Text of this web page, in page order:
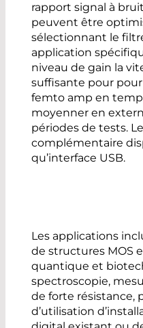
rapport signal à
peuvent être
sélectionnant le
application
niveau de gain la
suffisante pour
femto amp en
moyenner en
périodes de tests.
complémentaire
qu’interface USB.
Les applications
de structures MOS
quantique et
spectroscopie,
de forte résistance,
d’utilisation